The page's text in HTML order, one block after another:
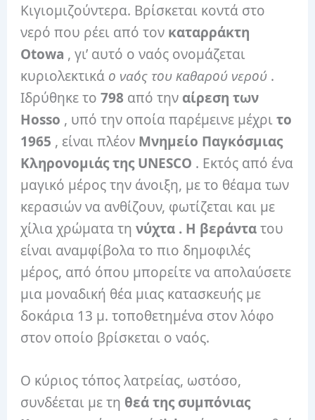
Κιγιομιζούντερα. Βρίσκεται κοντά στο
νερό που ρέει από τον καταρράκτη
Otowa , γι’ αυτό ο ναός ονομάζεται
κυριολεκτικά ο ναός του καθαρού νερού .
Ιδρύθηκε το798 από την αίρεση των
Hosso , υπό την οποία παρέμεινε μέχριτο
1965 , είναι πλέον Μνημείο Παγκόσμιας
Κληρονομιάς της UNESCO . Εκτός από ένα
μαγικό μέρος την άνοιξη, με το θέαμα των
κερασιών να ανθίζουν, φωτίζεται και με
χίλια χρώματα τηνύχτα . Η βεράντατου
είναι αναμφίβολα το πιο δημοφιλές
μέρος, από όπου μπορείτε να απολαύσετε
μια μοναδική θέα μιας κατασκευής με
δοκάρια 13 μ. τοποθετημένα στον λόφο
στον οποίο βρίσκεται ο ναός.
Ο κύριος τόπος λατρείας, ωστόσο,
συνδέεται με τη θεά της συμπόνιας